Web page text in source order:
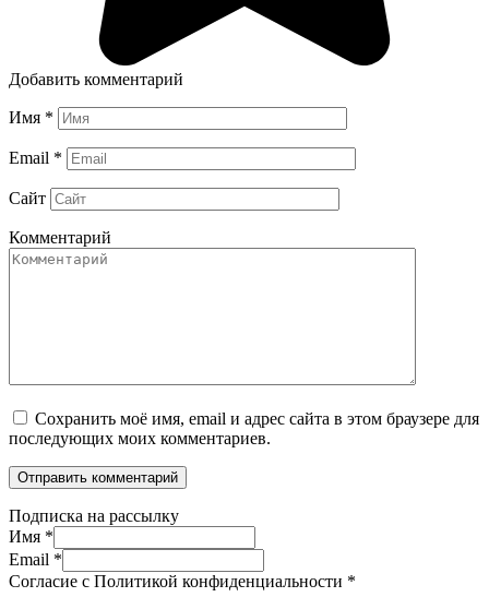
Добавить комментарий
Имя *
Email *
Сайт
Комментарий
Сохранить моё имя, email и адрес сайта в этом браузере для
последующих моих комментариев.
Подписка на рассылку
Имя *
Email *
Согласие с Политикой конфиденциальности *